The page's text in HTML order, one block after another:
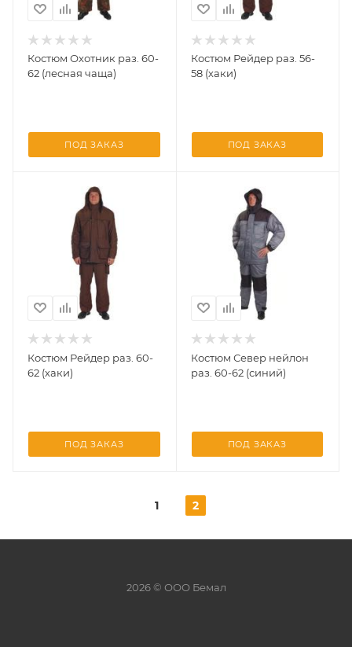
Костюм Охотник раз. 60-
62 (лесная чаща)
ПОД ЗАКАЗ
Костюм Рейдер раз. 56-
58 (хаки)
ПОД ЗАКАЗ
Костюм Рейдер раз. 60-
62 (хаки)
ПОД ЗАКАЗ
Костюм Север нейлон
раз. 60-62 (синий)
ПОД ЗАКАЗ
1 2
2026 © ООО Бемал